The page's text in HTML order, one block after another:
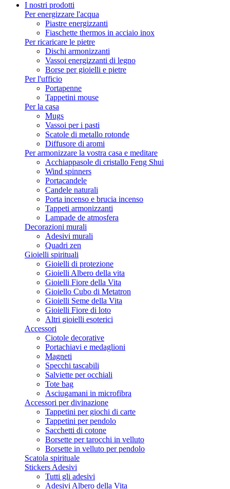
I nostri prodotti
Per energizzare l'acqua
Piastre energizzanti
Fiaschette thermos in acciaio inox
Per ricaricare le pietre
Dischi armonizzanti
Vassoi energizzanti di legno
Borse per gioielli e pietre
Per l'ufficio
Portapenne
Tappetini mouse
Per la casa
Mugs
Vassoi per i pasti
Scatole di metallo rotonde
Diffusore di aromi
Per armonizzare la vostra casa e meditare
Acchiappasole di cristallo Feng Shui
Wind spinners
Portacandele
Candele naturali
Porta incenso e brucia incenso
Tappeti armonizzanti
Lampade de atmosfera
Decorazioni murali
Adesivi murali
Quadri zen
Gioielli spirituali
Gioielli di protezione
Gioielli Albero della vita
Gioielli Fiore della Vita
Gioiello Cubo di Metatron
Gioielli Seme della Vita
Gioielli Fiore di loto
Altri gioielli esoterici
Accessori
Ciotole decorative
Portachiavi e medaglioni
Magneti
Specchi tascabili
Salviette per occhiali
Tote bag
Asciugamani in microfibra
Accessori per divinazione
Tappetini per giochi di carte
Tappetini per pendolo
Sacchetti di cotone
Borsette per tarocchi in velluto
Borsette in velluto per pendolo
Scatola spirituale
Stickers Adesivi
Tutti gli adesivi
Adesivi Albero della Vita